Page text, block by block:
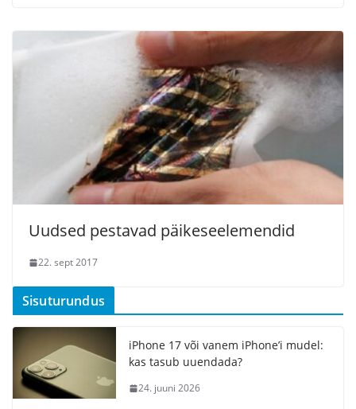
Uudsed pestavad päikeseelemendid
22. sept 2017
Sisuturundus
iPhone 17 või vanem iPhone’i mudel:
kas tasub uuendada?
24. juuni 2026